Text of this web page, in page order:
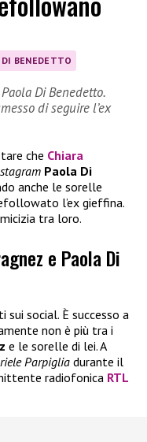
DI BENEDETTO
Di Benedetto.
di seguire l’ex
che Chiara
Paola Di
anche le sorelle
l’ex gieffina.
tra loro.
e Paola Di
social. È successo a
non è più tra i
e le sorelle di lei. A
Parpigliadurante il
radiofonica RTL